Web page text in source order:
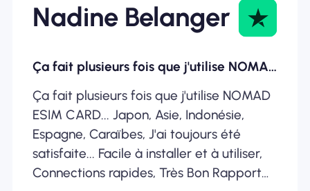
Nadine Belanger
Ça fait plusieurs fois que j'utilise NOMAD ESIM
Ça fait plusieurs fois que j'utilise NOMAD
ESIM CARD... Japon, Asie, Indonésie,
Espagne, Caraïbes, J'ai toujours été
satisfaite... Facile à installer et à utiliser,
Connections rapides, Très Bon Rapport